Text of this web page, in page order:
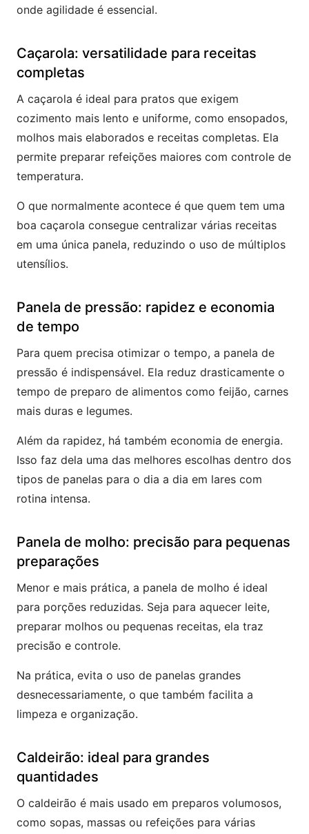
onde agilidade é essencial.
Caçarola: versatilidade para receitas
completas
A caçarola é ideal para pratos que exigem
cozimento mais lento e uniforme, como ensopados,
molhos mais elaborados e receitas completas. Ela
permite preparar refeições maiores com controle de
temperatura.
O que normalmente acontece é que quem tem uma
boa caçarola consegue centralizar várias receitas
em uma única panela, reduzindo o uso de múltiplos
utensílios.
Panela de pressão: rapidez e economia
de tempo
Para quem precisa otimizar o tempo, a panela de
pressão é indispensável. Ela reduz drasticamente o
tempo de preparo de alimentos como feijão, carnes
mais duras e legumes.
Além da rapidez, há também economia de energia.
Isso faz dela uma das melhores escolhas dentro dos
tipos de panelas para o dia a dia em lares com
rotina intensa.
Panela de molho: precisão para pequenas
preparações
Menor e mais prática, a panela de molho é ideal
para porções reduzidas. Seja para aquecer leite,
preparar molhos ou pequenas receitas, ela traz
precisão e controle.
Na prática, evita o uso de panelas grandes
desnecessariamente, o que também facilita a
limpeza e organização.
Caldeirão: ideal para grandes
quantidades
O caldeirão é mais usado em preparos volumosos,
como sopas, massas ou refeições para várias